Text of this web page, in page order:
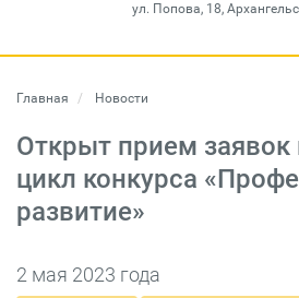
ул. Попова, 18,
Главная Новости
Открыт прием заявок
цикл конкурса
развитие»
2 мая 2023 года